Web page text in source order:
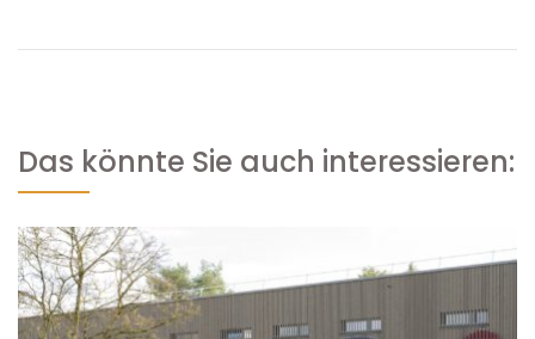
Das könnte Sie auch interessieren: